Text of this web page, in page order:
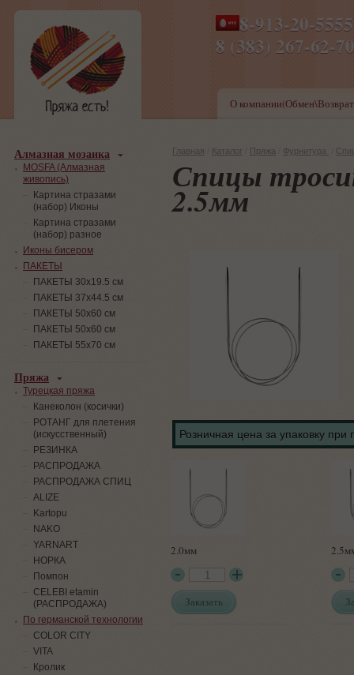
8-913-20-
8 (383) 267-
ПН-ПТ 8-17,СБ-ВС 9-
О
Главная Каталог Пряжа Фурнитура
Спицы
2.5мм
Розничная цена за упаковку при
2.0мм
Заказать
Алмазная мозаика
MOSFA (Алмазная
живопись)
Картина стразами
(набор) Иконы
Картина стразами
(набор) разное
Иконы бисером
ПАКЕТЫ
ПАКЕТЫ 30х19.5 см
ПАКЕТЫ 37х44.5 см
ПАКЕТЫ 50х60 см
ПАКЕТЫ 50х60 см
ПАКЕТЫ 55х70 см
Пряжа
Турецкая пряжа
Канеколон (косички)
РОТАНГ для плетения
(искусственный)
PЕЗИНКА
РАСПРОДАЖА
РАСПРОДАЖА СПИЦ
ALIZE
Kartopu
NAKO
YARNART
НОРКА
Помпон
СELEBI etamin
(РАСПРОДАЖА)
По германской технологии
COLOR CITY
VITA
Кролик